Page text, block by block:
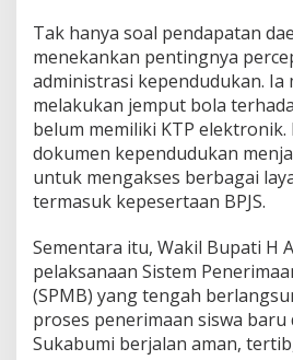
Tak hanya soal pendapatan
menekankan pentingnya
administrasi kependudukan. Ia
melakukan jemput bola
belum memiliki KTP
dokumen kependudukan
untuk mengakses berbagai
termasuk kepesertaan BPJS.
Sementara itu, Wakil Bupati H
pelaksanaan Sistem
(SPMB) yang tengah
proses penerimaan siswa baru
Sukabumi berjalan aman,